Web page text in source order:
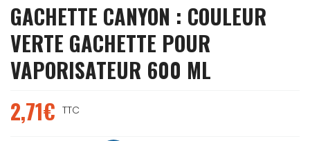
GACHETTE CANYON : COULEUR
VERTE GACHETTE POUR
VAPORISATEUR 600 ML
2,71€ TTC